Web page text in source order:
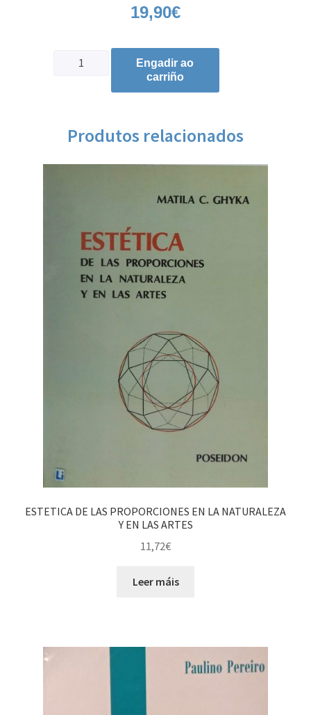
19,90€
Engadir ao
carriño
Produtos relacionados
ESTETICA DE LAS PROPORCIONES EN LA NATURALEZA
Y EN LAS ARTES
11,72€
Leer máis